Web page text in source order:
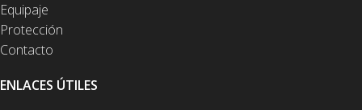
Equipaje
Protección
Contacto
ENLACES ÚTILES